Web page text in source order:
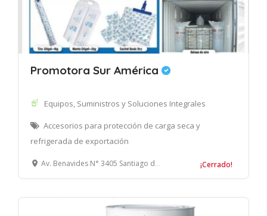
Promotora Sur América
Equipos, Suministros y Soluciones Integrales
Accesorios para protección de carga seca y
refrigerada de exportación
Av. Benavides N° 3405 Santiago de Surco, Lima ¡Cerrado!